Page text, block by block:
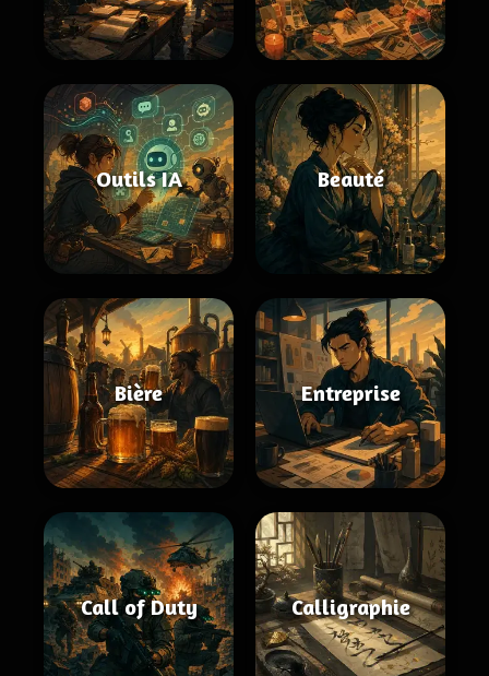
Outils IA Beauté
Bière Entreprise
Call of Duty Calligraphie